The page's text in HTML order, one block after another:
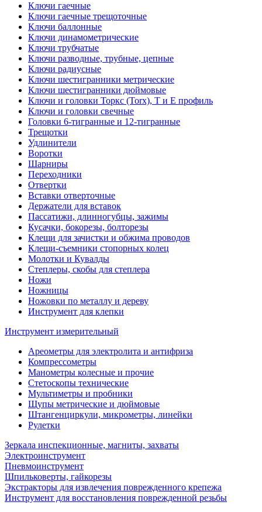
Ключи гаечные
Ключи гаечные трещоточные
Ключи баллонные
Ключи динамометрические
Ключи трубчатые
Ключи разводные, трубные, цепные
Ключи радиусные
Ключи шестигранники метрические
Ключи шестигранники дюймовые
Ключи и головки Торкс (Torx), Т и Е профиль
Ключи и головки свечные
Головки 6-тигранные и 12-тигранные
Трещотки
Удлинители
Воротки
Шарниры
Переходники
Отвертки
Вставки отверточные
Держатели для вставок
Пассатижи, длинногубцы, зажимы
Кусачки, бокорезы, болторезы
Клещи для зачистки и обжима проводов
Клещи-съемники стопорных колец
Молотки и Кувалды
Степлеры, скобы для степлера
Ножи
Ножницы
Ножовки по металлу и дереву
Инструмент для клепки
Инструмент измерительный
Ареометры для электролита и антифриза
Компрессометры
Манометры колесные и прочие
Стетоскопы технические
Мультиметры и пробники
Щупы метрические и дюймовые
Штангенциркули, микрометры, линейки
Рулетки
Зеркала инспекционные, магниты, захваты
Электроинструмент
Пневмоинструмент
Шпильковерты, гайкорезы
Экстракторы для извлечения поврежденного крепежа
Инструмент для восстановления поврежденной резьбы